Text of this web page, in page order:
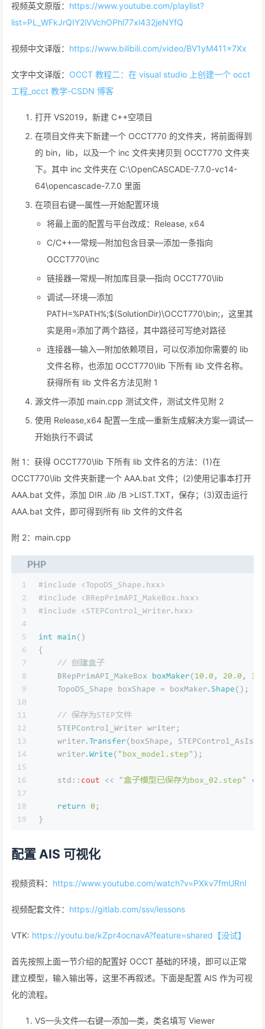
视频英文原版： https://www.youtube.com/playlist?
list=PL_WFkJrQIY2iVVchOPhl77xl432jeNYfQ
视频中文译版： https://www.bilibili.com/video/BV1yM411x7Xx
文字中文译版： OCCT 教程二：在 visual studio 上创建一个 occt
工程_occt 教学-CSDN 博客
打开 VS2019，新建 C++空项目
在项目文件夹下新建一个 OCCT770 的文件夹，将前面得到
的 bin，lib，以及一个 inc 文件夹拷贝到 OCCT770 文件夹
下。其中 inc 文件夹在 C:\OpenCASCADE-7.7.0-vc14-
64\opencascade-7.7.0 里面
在项目右键—属性—开始配置环境
将最上面的配置与平台改成：Release, x64
C/C++—常规—附加包含目录—添加一条指向
OCCT770\inc
链接器—常规—附加库目录—指向 OCCT770\lib
调试—环境—添加
PATH=%PATH%;$(SolutionDir)\OCCT770\bin;，这里其
实是用=添加了两个路径，其中路径可写绝对路径
连接器—输入—附加依赖项目，可以仅添加你需要的 lib
文件名称，也添加 OCCT770\lib 下所有 lib 文件名称。
获得所有 lib 文件名方法见附 1
源文件—添加 main.cpp 测试文件，测试文件见附 2
使用 Release,x64 配置—生成—重新生成解决方案—调试—
开始执行不调试
附 1：获得 OCCT770\lib 下所有 lib 文件名的方法：(1)在
OCCT770\lib 文件夹新建一个 AAA.bat 文件；(2)使用记事本打开
AAA.bat 文件，添加 DIR .lib /B >LIST.TXT，保存；(3)双击运行
AAA.bat 文件，即可得到所有 lib 文件的文件名
附 2：main.cpp
PHP
1
2
3
4
5
6
7
8
9
10
11
12
13
14
15
16
17
18
19
#include <TopoDS_Shape.hxx>
#include <BRepPrimAPI_MakeBox.hxx>
#include <STEPControl_Writer.hxx>
int main()
{
// 创建盒子
    BRepPrimAPI_MakeBox
boxMaker(10.0 , 20.0 ,
    TopoDS_Shape boxShape = boxMaker.
Shape();
// 保存为STEP文件
    STEPControl_Writer writer;
    writer.
Transfer(boxShape, STEPControl_AsIs);
    writer.
Write("box_model.step" );
    std::
cout << "盒子模型已保存为box_02.step"
return 0 ;
}
配置 AIS 可视化
视频资料： https://www.youtube.com/watch?v=PXkv7fmURnI
视频配套文件： https://gitlab.com/ssv/lessons
VTK: https://youtu.be/kZpr4ocnavA?feature=shared【没试】
首先按照上面一节介绍的配置好 OCCT 基础的环境，即可以正常
建立模型，输入输出等，这里不再叙述。下面是配置 AIS 作为可视
化的流程。
VS—头文件—右键—添加—类，类名填写 Viewer